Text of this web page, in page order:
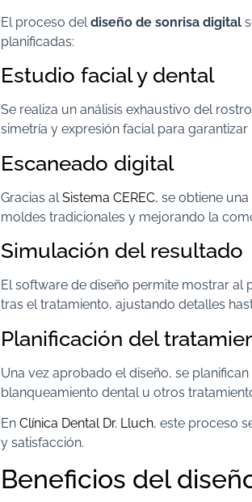
El proceso deldiseño de sonrisa digital
planificadas:
Estudio facial y dental
Se realiza un análisis exhaustivo del
simetría y expresión facial para
Escaneado digital
Gracias al Sistema CEREC, se obtiene
moldes tradicionales y mejorando la
Simulación del resultado
El software de diseño permite mostrar al
tras el tratamiento, ajustando detalles
Planificación del
Una vez aprobado el diseño, se
blanqueamiento dental u otros
En Clínica Dental Dr. Lluch, este proceso
y satisfacción.
Beneficios del